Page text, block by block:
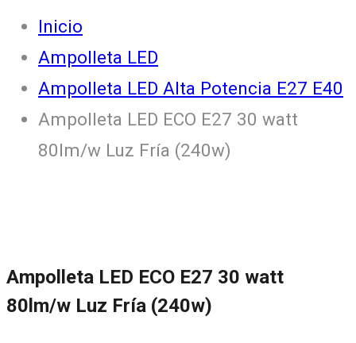
Inicio
Ampolleta LED
Ampolleta LED Alta Potencia E27 E40
Ampolleta LED ECO E27 30 watt
80lm/w Luz Fría (240w)
Ampolleta LED ECO E27 30 watt
80lm/w Luz Fría (240w)